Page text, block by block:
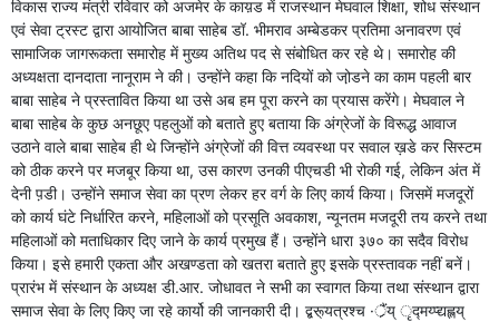
विकास राज्य मंत्री रविवार को अजमेर के काय़ड में राजस्थान मेघवाल शिक्षा, शोध संस्थान
एवं सेवा ट्रस्ट द्वारा आयोजित बाबा साहेब डॉ. भीमराव अम्बेडकर प्रतिमा अनावरण एवं
सामाजिक जागरूकता समारोह में मुख्य अतिथ पद से संबोधित कर रहे थे। समारोह की
अध्यक्षता दानदाता नानूराम ने की। उन्होंने कहा कि नदियों को जो़डने का काम पहली बार
बाबा साहेब ने प्रस्तावित किया था उसे अब हम पूरा करने का प्रयास करेंगे। मेघवाल ने
बाबा साहेब के कुछ अनछूए पहलुओं को बताते हुए बताया कि अंग्रेजों के विरूद्ध आवाज
उठाने वाले बाबा साहेब ही थे जिन्होंने अंग्रेजों की वित्त व्यवस्था पर सवाल ख़डे कर सिस्टम
को ठीक करने पर मजबूर किया था, उस कारण उनकी पीएचडी भी रोकी गई, लेकिन अंत में
देनी प़डी। उन्होंने समाज सेवा का प्रण लेकर हर वर्ग के लिए कार्य किया। जिसमें मजदूरों
को कार्य घंटे निर्धारित करने, महिलाओं को प्रसूति अवकाश, न्यूनतम मजदूरी तय करने तथा
महिलाओं को मताधिकार दिए जाने के कार्य प्रमुख हैं। उन्होंने धारा ३७० का सदैव विरोध
किया। इसे हमारी एकता और अखण्डता को खतरा बताते हुए इसके प्रस्तावक नहीं बनें।
प्रारंभ में संस्थान के अध्यक्ष डी.आर. जोधावत ने सभी का स्वागत किया तथा संस्थान द्वारा
समाज सेवा के लिए किए जा रहे कार्यो की जानकारी दी। द्बरू्यत्रश्च ·र्ैंय् ृद्मय्प्द्यह्लय्